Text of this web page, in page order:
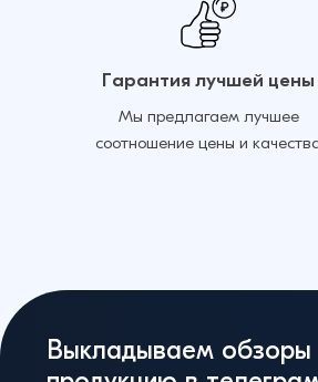
Гарантия лучшей цены
Мы предлагаем лучшее
соотношение цены и
Выкладываем